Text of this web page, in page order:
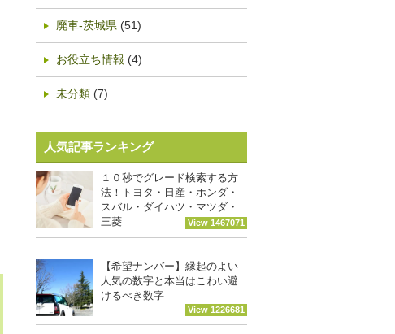
廃車-茨城県 (51)
お役立ち情報 (4)
未分類 (7)
人気記事ランキング
１０秒でグレード検索する方
法！トヨタ・日産・ホンダ・
スバル・ダイハツ・マツダ・
三菱
View 1467071
【希望ナンバー】縁起のよい
人気の数字と本当はこわい避
けるべき数字
View 1226681